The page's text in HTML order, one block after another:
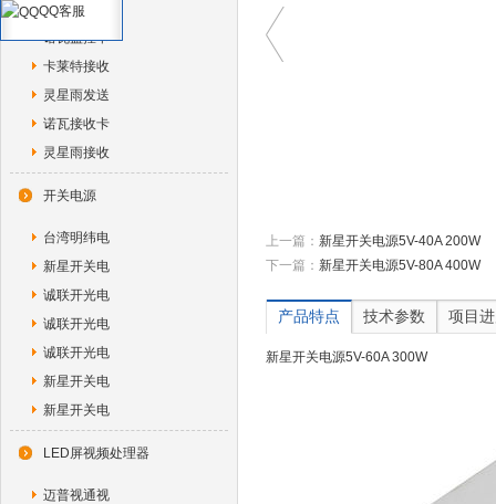
诺瓦光纤转
诺瓦监控卡
卡莱特接收
灵星雨发送
诺瓦接收卡
灵星雨接收
开关电源
台湾明纬电
新星开关电
诚联开光电
诚联开光电
诚联开光电
新星开关电
新星开关电
LED屏视频处理器
迈普视通视
上一篇： 新星开关电源5V-40A 200W
下一篇： 新星开关电源5V-80A 400W
产品特点 技术参数 项目
新星开关电源5V-60A 300W
QQ客服